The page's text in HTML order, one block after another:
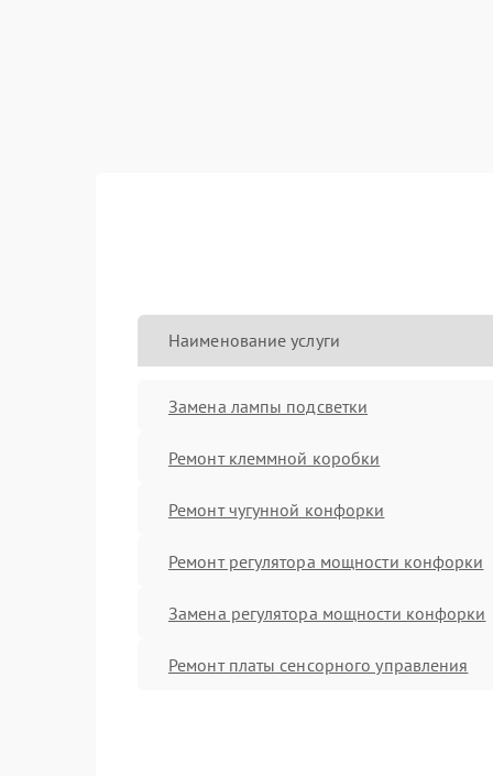
Наименование услуги
Замена лампы подсветки
Ремонт клеммной коробки
Ремонт чугунной конфорки
Ремонт регулятора мощности конфорки
Замена регулятора мощности конфорки
Ремонт платы сенсорного управления